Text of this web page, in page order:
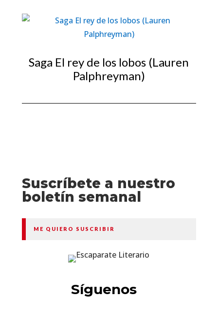
Saga El rey de los lobos (Lauren
Palphreyman)
Suscríbete a nuestro
boletín semanal
ME QUIERO SUSCRIBIR
Síguenos